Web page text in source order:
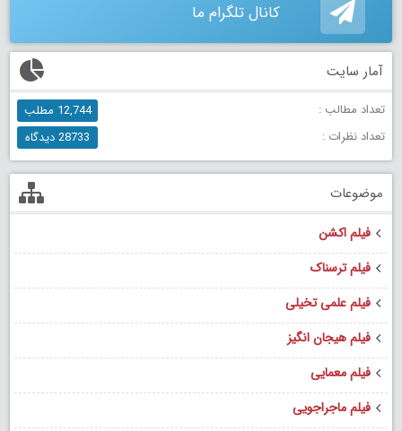
کانال تلگرام ما
آمار سایت
تعداد مطالب :
12,744 مطلب
تعداد نظرات :
28733 دیدگاه
موضوعات
فیلم اکشن
فیلم ترسناک
فیلم علمی تخیلی
فیلم هیجان انگیز
فیلم معمایی
فیلم ماجراجویی